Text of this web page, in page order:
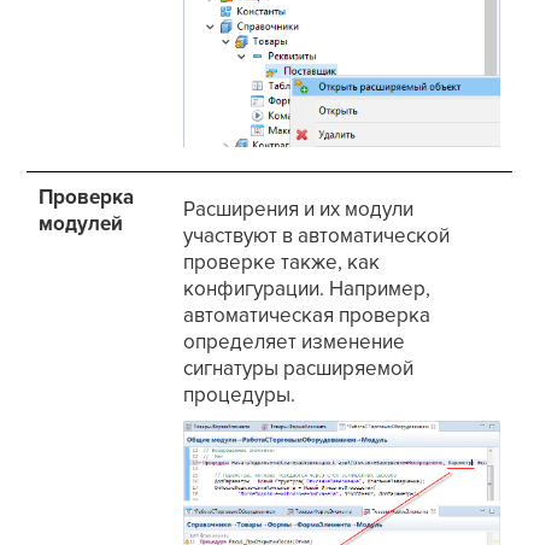
Проверка
модулей
Расширения и их модули
участвуют в автоматической
проверке также, как
конфигурации. Например,
автоматическая проверка
определяет изменение
сигнатуры расширяемой
процедуры.